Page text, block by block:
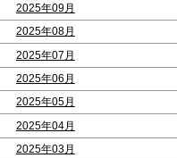
2025年09月
2025年08月
2025年07月
2025年06月
2025年05月
2025年04月
2025年03月